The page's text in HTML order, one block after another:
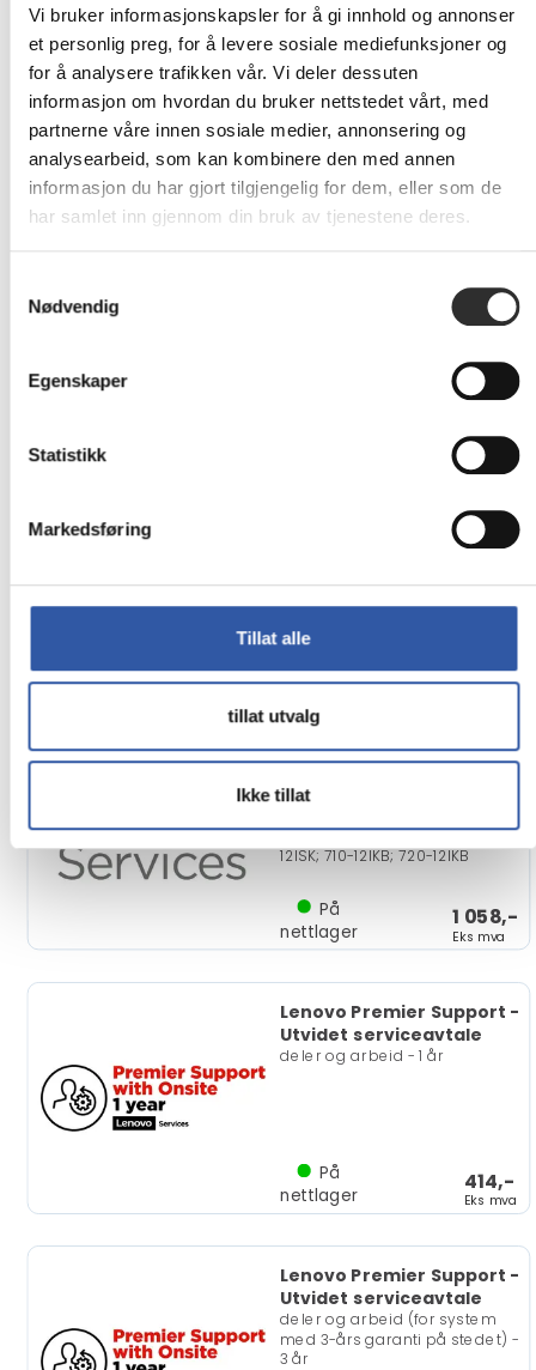
Vi bruker informasjonskapsler for å gi innhold og annonser
et personlig preg, for å levere sosiale mediefunksjoner og
for å analysere trafikken vår. Vi deler dessuten
informasjon om hvordan du bruker nettstedet vårt, med
partnerne våre innen sosiale medier, annonsering og
analysearbeid, som kan kombinere den med annen
informasjon du har gjort tilgjengelig for dem, eller som de
har samlet inn gjennom din bruk av tjenestene deres.
Nødvendig
Egenskaper
Statistikk
Markedsføring
Tillat alle
tillat utvalg
Ikke tillat
968,-
På
nettlager
Lenovo Onsite + Premier
Support - Utvidet
serviceavtale
deler og arbeid - 2 år - på
stedet - responstid: NBD - for
12ISK; 710-12IKB; 720-12IKB
Eks mva
Lenovo Onsite + Premier
deler og arbeid - 3 år - på
stedet - responstid: NBD
1 392,-
På
nettlager
Lenovo Onsite + Premier
Support - Utvidet
serviceavtale
stedet - responstid: NBD - for
10ICR; 510-12IKB; 510-12ISK; 700-
12ISK; 710-12IKB; 720-12IKB
1 058,-
Eks mva
På
nettlager
Lenovo Premier Support -
Utvidet serviceavtale
deler og arbeid - 1 år
414,-
Eks mva
På
nettlager
Lenovo Premier Support -
Utvidet serviceavtale
deler og arbeid (for system
med 3-års garanti på stedet) -
3 år